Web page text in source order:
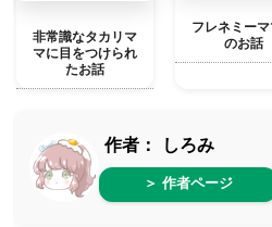
非常識なタカリマ
マに目をつけられ
たお話
フレネミー
のお話
作者： しろみ
＞ 作者ページ